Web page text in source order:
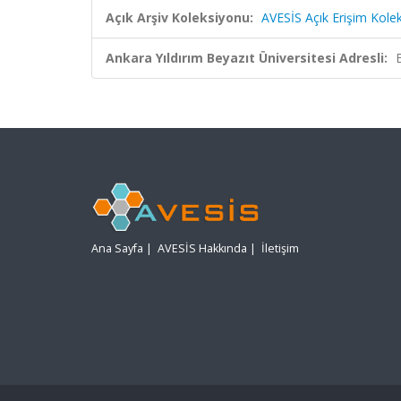
Açık Arşiv Koleksiyonu: AVESİS Açık Erişim
Ankara Yıldırım Beyazıt Üniversitesi Adresli:
Ana Sayfa | AVESİS Hakkında | İletişim